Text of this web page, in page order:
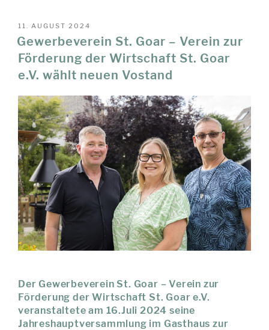
VERÖFFENTLICHT
AM
11. AUGUST 2024
Gewerbeverein St. Goar – Verein zur
Förderung der Wirtschaft St. Goar
e.V. wählt neuen Vostand
Der Gewerbeverein St. Goar – Verein zur
Förderung der Wirtschaft St. Goar e.V.
veranstaltete am 16.Juli 2024 seine
Jahreshauptversammlung im Gasthaus zur